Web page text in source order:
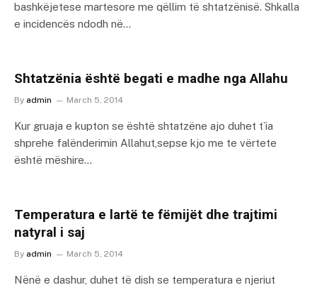
bashkëjetese martesore me qëllim të shtatzënisë. Shkalla
e incidencës ndodh në…
Shtatzënia është begati e madhe nga Allahu
By admin March 5, 2014
Kur gruaja e kupton se është shtatzëne ajo duhet t`ia
shprehe falënderimin Allahut,sepse kjo me te vërtete
është mëshire…
Temperatura e lartë te fëmijët dhe trajtimi
natyral i saj
By admin March 5, 2014
Nënë e dashur, duhet të dish se temperatura e njeriut